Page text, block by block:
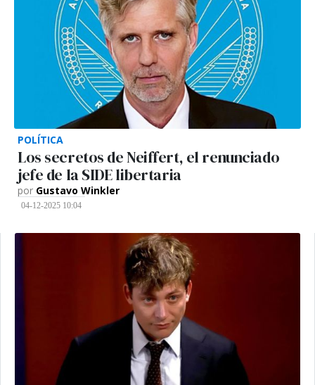
POLÍTICA
Los secretos de Neiffert, el renunciado
jefe de la SIDE libertaria
por Gustavo Winkler
04-12-2025 10:04